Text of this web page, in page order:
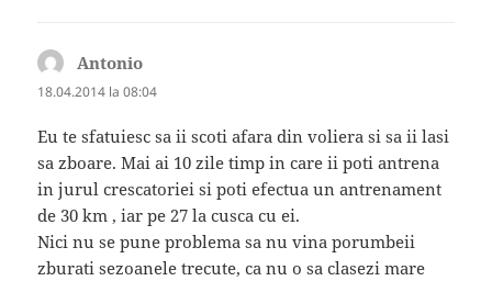
Antonio
18.04.2014 la 08:04
Eu te sfatuiesc sa ii scoti afara din voliera si sa ii lasi
sa zboare. Mai ai 10 zile timp in care ii poti antrena
in jurul crescatoriei si poti efectua un antrenament
de 30 km , iar pe 27 la cusca cu ei.
Nici nu se pune problema sa nu vina porumbeii
zburati sezoanele trecute, ca nu o sa clasezi mare